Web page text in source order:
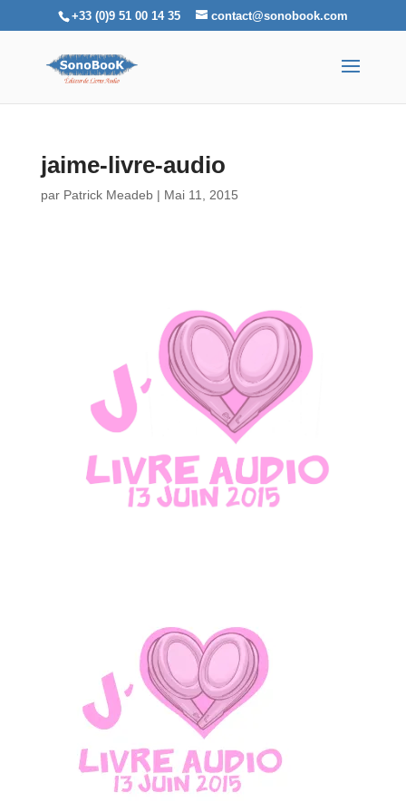
+33 (0)9 51 00 14 35 contact@sonobook.com
jaime-livre-audio
par Patrick Meadeb| Mai 11, 2015